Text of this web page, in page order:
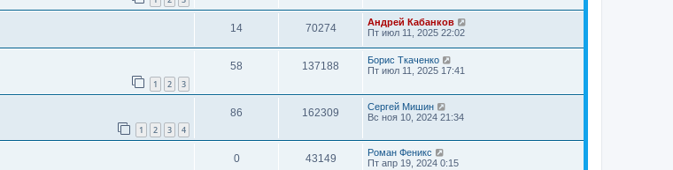
14 70274
Андрей Кабанков
Пт июл 11, 2025 22:02
1 2 3
58 137188
Борис Ткаченко
Пт июл 11, 2025 17:41
1 2 3 4
86 162309
Сергей Мишин
Вс ноя 10, 2024 21:34
0 43149
Роман Феникс
Пт апр 19, 2024 0:15